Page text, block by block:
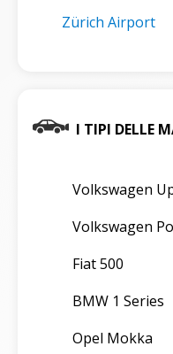
Zürich Airport
I TIPI DELLE
Volkswagen
Volkswagen
Fiat 500
BMW 1 Series
Opel Mokka